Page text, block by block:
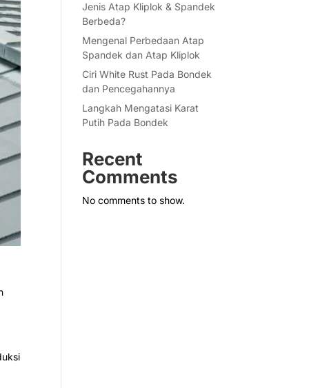
Jenis Atap Kliplok & Spandek
Berbeda?
Mengenal Perbedaan Atap
Spandek dan Atap Kliplok
Ciri White Rust Pada Bondek
dan Pencegahannya
Langkah Mengatasi Karat
Putih Pada Bondek
Recent
Comments
No comments to show.